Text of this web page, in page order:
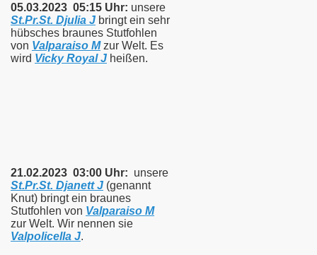
05.03.2023 05:15 Uhr: unsere
St.Pr.St. Djulia J bringt ein sehr
hübsches braunes Stutfohlen
von Valparaiso M zur Welt. Es
wird Vicky Royal J heißen.
21.02.2023 03:00 Uhr: unsere
St.Pr.St. Djanett J (genannt
Knut) bringt ein braunes
Stutfohlen von Valparaiso M
zur Welt. Wir nennen sie
Valpolicella J.